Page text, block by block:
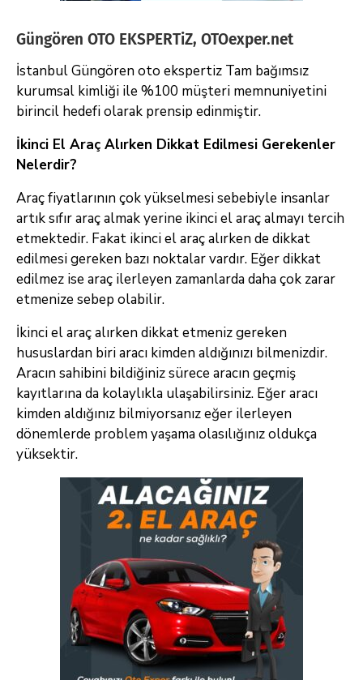
Güngören OTO EKSPERTiZ, OTOexper.net
İstanbul Güngören oto ekspertiz Tam bağımsız
kurumsal kimliği ile %100 müşteri memnuniyetini
birincil hedefi olarak prensip edinmiştir.
İkinci El Araç Alırken Dikkat Edilmesi Gerekenler
Nelerdir?
Araç fiyatlarının çok yükselmesi sebebiyle insanlar
artık sıfır araç almak yerine ikinci el araç almayı tercih
etmektedir. Fakat ikinci el araç alırken de dikkat
edilmesi gereken bazı noktalar vardır. Eğer dikkat
edilmez ise araç ilerleyen zamanlarda daha çok zarar
etmenize sebep olabilir.
İkinci el araç alırken dikkat etmeniz gereken
hususlardan biri aracı kimden aldığınızı bilmenizdir.
Aracın sahibini bildiğiniz sürece aracın geçmiş
kayıtlarına da kolaylıkla ulaşabilirsiniz. Eğer aracı
kimden aldığınız bilmiyorsanız eğer ilerleyen
dönemlerde problem yaşama olasılığınız oldukça
yüksektir.